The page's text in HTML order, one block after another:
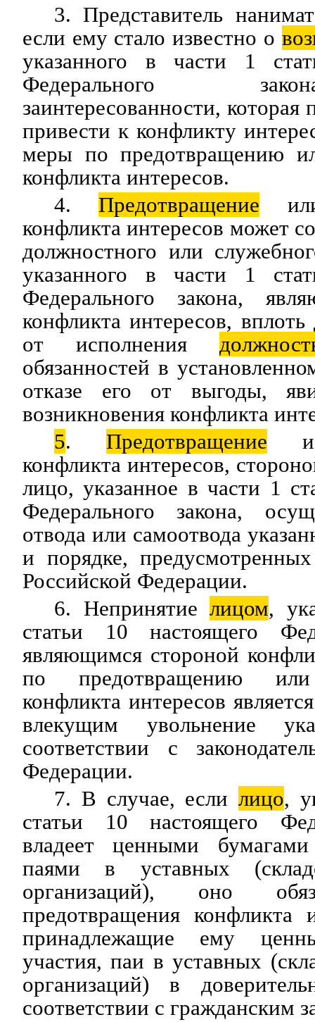
3. Представитель
если ему стало известно о
указанного в части 1
Федерального
заинтересованности,
привести к конфликту
меры по предотвращению
конфликта интересов.
4. Предотвращение
конфликта интересов может
должностного или
указанного в части 1
Федерального закона,
конфликта интересов,
от исполнения
обязанностей в
отказе его от выгоды,
возникновения конфликта
5. Предотвращение и
конфликта интересов,
лицо, указанное в части 1
Федерального закона,
отвода или самоотвода
и порядке, предусмотренных
Российской Федерации.
6. Непринятие лицом,
статьи 10 настоящего
являющимся стороной
по предотвращению или
конфликта интересов
влекущим увольнение
соответствии с
Федерации.
7. В случае, если лицо,
статьи 10 настоящего
владеет ценными
паями в уставных
организаций), оно
предотвращения конфликта
принадлежащие ему
участия, паи в уставных
организаций) в
соответствии с гражданским